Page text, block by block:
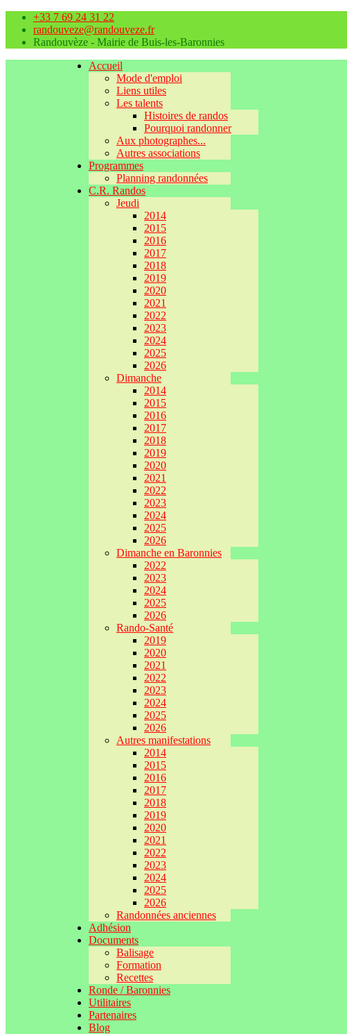
+33 7 69 24 31 22
randouveze@randouveze.fr
Randouvèze - Mairie de Buis-les-Baronnies
Accueil
Mode d'emploi
Liens utiles
Les talents
Histoires de randos
Pourquoi randonner
Aux photographes...
Autres associations
Programmes
Planning randonnées
C.R. Randos
Jeudi
2014
2015
2016
2017
2018
2019
2020
2021
2022
2023
2024
2025
2026
Dimanche
2014
2015
2016
2017
2018
2019
2020
2021
2022
2023
2024
2025
2026
Dimanche en Baronnies
2022
2023
2024
2025
2026
Rando-Santé
2019
2020
2021
2022
2023
2024
2025
2026
Autres manifestations
2014
2015
2016
2017
2018
2019
2020
2021
2022
2023
2024
2025
2026
Randonnées anciennes
Adhésion
Documents
Balisage
Formation
Recettes
Ronde / Baronnies
Utilitaires
Partenaires
Blog